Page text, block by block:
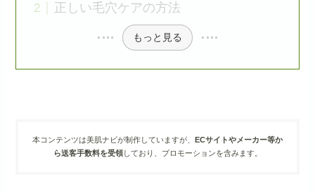
正しい毛穴ケアの方法
もっと見る
本コンテンツは美肌ナビが制作していますが、
ECサイトやメーカー等か
ら送客手数料を受領しており、プロモーションを含みます。